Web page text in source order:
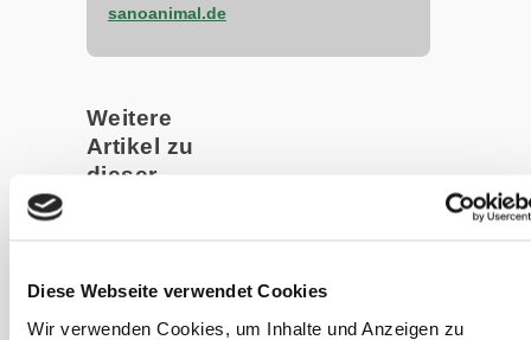
Diese Webseite verwendet Cookies
Wir verwenden Cookies, um Inhalte und Anzeigen zu
sanoanimal.de
Weitere
Artikel zu
dieser
Trinken,
Schwitzen,